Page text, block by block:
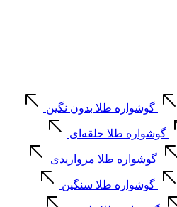
گوشواره طلا بدون نگین
گوشواره طلا حلقه‌ای
گوشواره طلا مرواریدی
گوشواره طلا سنگین